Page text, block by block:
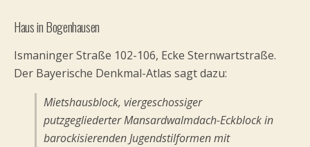
Haus in Bogenhausen
Ismaninger Straße 102-106, Ecke Sternwartstraße.
Der Bayerische Denkmal-Atlas sagt dazu:
Mietshausblock, viergeschossiger
putzgegliederter Mansardwalmdach-Eckblock in
barockisierenden Jugendstilformen mit